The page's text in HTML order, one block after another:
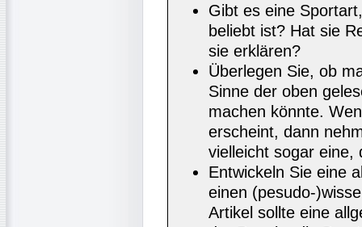
Gibt es eine
beliebt ist? Hat sie
sie erklären?
Überlegen Sie, ob
Sinne der oben
machen könnte.
erscheint, dann
vielleicht sogar eine,
Entwickeln Sie eine
einen (pesudo-
Artikel sollte eine